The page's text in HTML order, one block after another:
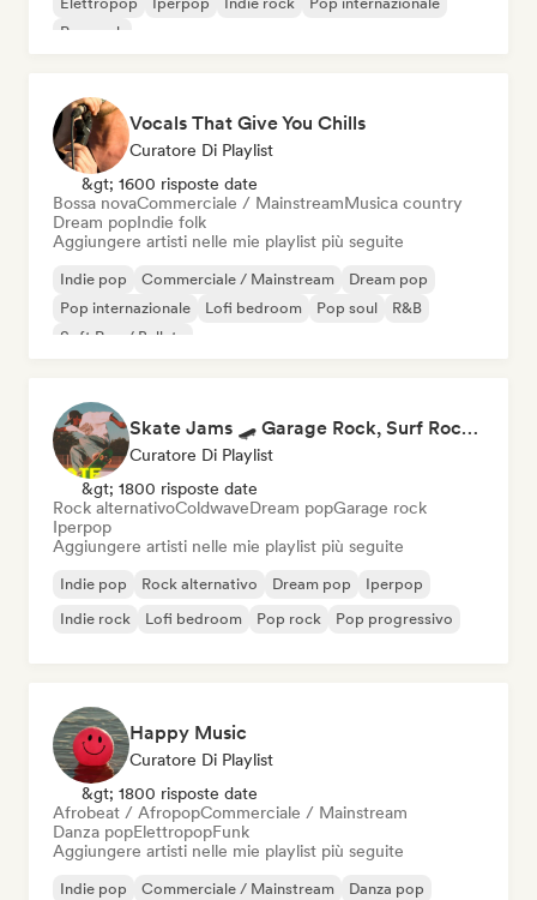
Pop rock
Vocals That Give You Chills
Curatore Di Playlist
&gt; 1600 risposte date
Bossa novaCommerciale / MainstreamMusica country
Dream popIndie folk
Aggiungere artisti nelle mie playlist più seguite
Indie pop Commerciale / Mainstream
Dream pop
Pop internazionale
Lofi bedroom Pop soul
R&B
Soft Pop / Ballata
Skate Jams 🛹 Garage Rock, Surf Rock & Neo-Psych
Curatore Di Playlist
&gt; 1800 risposte date
Rock alternativoColdwaveDream popGarage rock
Iperpop
Aggiungere artisti nelle mie playlist più seguite
Indie pop Rock alternativo Dream pop
Iperpop
Indie rock
Lofi bedroom Pop rock Pop progressivo
Happy Music
Curatore Di Playlist
&gt; 1800 risposte date
Afrobeat / AfropopCommerciale / Mainstream
Danza popElettropopFunk
Aggiungere artisti nelle mie playlist più seguite
Indie pop Commerciale / Mainstream
Danza pop